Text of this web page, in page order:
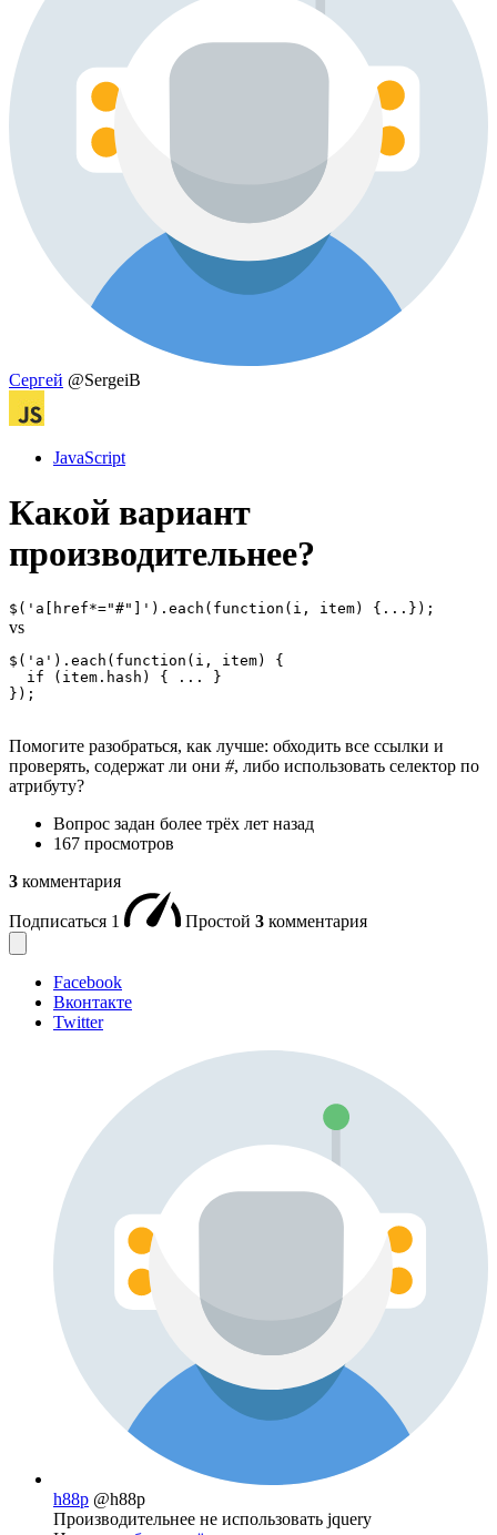
Сергей @SergeiB
JavaScript
Какой вариант
производительнее?
$('a[href*="#"]').each(function(i, item) {...});
vs
$('a').each(function(i, item) {
  if (item.hash) { ... }
});
Помогите разобраться, как лучше: обходить все ссылки и
проверять, содержат ли они #, либо использовать селектор по
атрибуту?
Вопрос задан более трёх лет назад
167 просмотров
3 комментария
Подписаться 1 Простой 3 комментария
Facebook
Вконтакте
Twitter
h88p @h88p
Производительнее не использовать jquery